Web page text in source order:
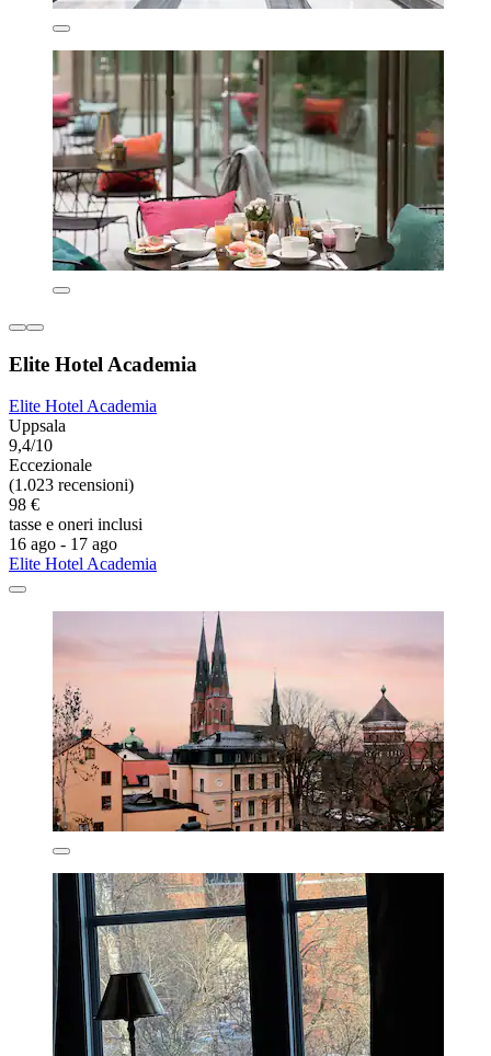
Elite Hotel Academia
Elite Hotel Academia
Uppsala
9,4/10
Eccezionale
(1.023 recensioni)
98 €
tasse e oneri inclusi
16 ago - 17 ago
Elite Hotel Academia